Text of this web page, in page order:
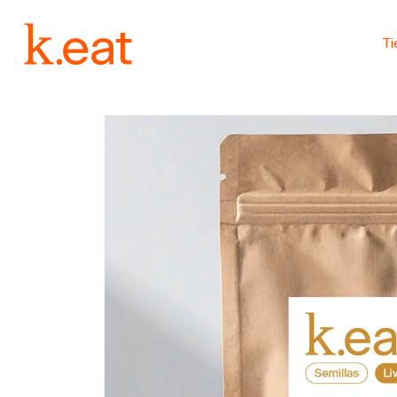
al contenido
directamente